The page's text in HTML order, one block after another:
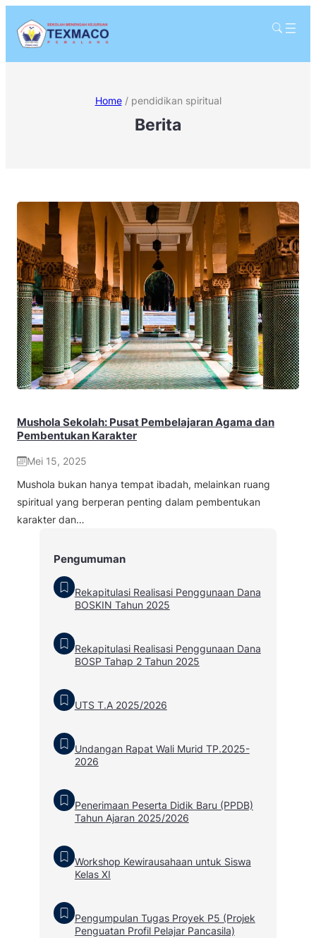
Home / pendidikan spiritual
Berita
Mushola Sekolah: Pusat Pembelajaran Agama dan
Pembentukan Karakter
Mei 15, 2025
Mushola bukan hanya tempat ibadah, melainkan ruang
spiritual yang berperan penting dalam pembentukan
karakter dan…
Pengumuman
Rekapitulasi Realisasi Penggunaan Dana
BOSKIN Tahun 2025
Rekapitulasi Realisasi Penggunaan Dana
BOSP Tahap 2 Tahun 2025
UTS T.A 2025/2026
Undangan Rapat Wali Murid TP.2025-
2026
Penerimaan Peserta Didik Baru (PPDB)
Tahun Ajaran 2025/2026
Workshop Kewirausahaan untuk Siswa
Kelas XI
Pengumpulan Tugas Proyek P5 (Projek
Penguatan Profil Pelajar Pancasila)